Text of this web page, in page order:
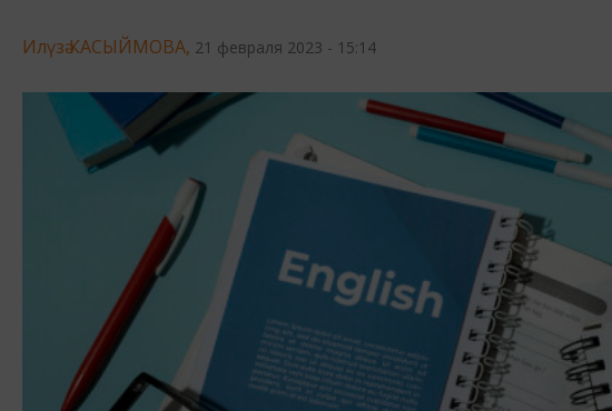
Илүзә КАСЫЙМОВА, 21 февраля 2023 - 15:14